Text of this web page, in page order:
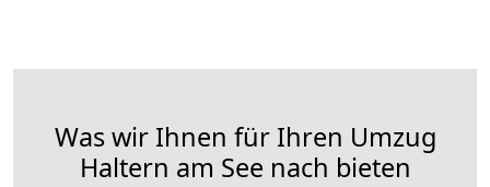
Was wir Ihnen für Ihren Umzug
Haltern am See nach bieten